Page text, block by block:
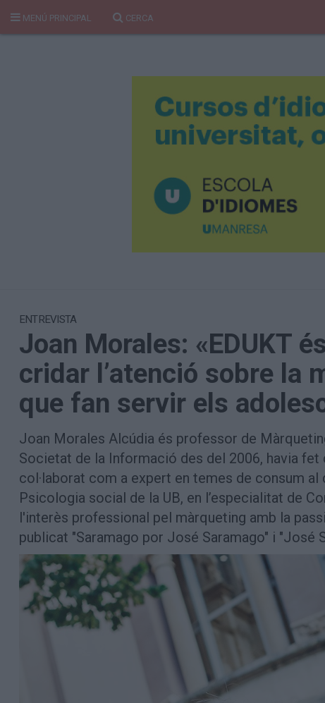
MENÚ PRINCIPAL CERCA
Aniversaris
Hemeroteca
Subscriu-te
ENTREVISTA
Joan Morales: «EDUKT
cridar l’atenció sobre la
que fan servir els
Joan Morales Alcúdia és professor de
Societat de la Informació des del 2006, havia
col·laborat com a expert en temes de consum
Psicologia social de la UB, en l’especialitat de
l'interès professional pel màrqueting amb la
publicat "Saramago por José Saramago" i "José